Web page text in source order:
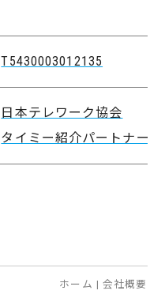
T5430003012135
日本テレワーク協会
タイミー紹介パートナー
ホーム | 会社概要